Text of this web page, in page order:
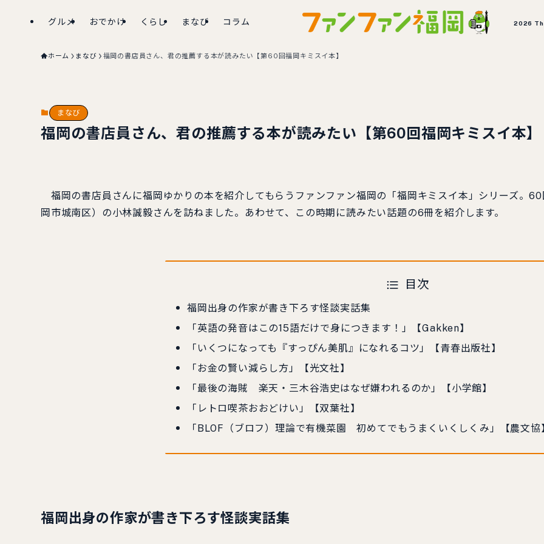
グルメ おでかけ くらし まなび コラム 2026
ホーム まなび 福岡の書店員さん、君の推薦する本が読みたい【第60回福岡キミスイ本】
まなび
福岡の書店員さん、君の推薦する本が読みたい【第60回福岡キミスイ本】
福岡の書店員さんに福岡ゆかりの本を紹介してもらうファンファン福岡の「福岡キミスイ本」シリーズ。
岡市城南区）の小林誠毅さんを訪ねました。あわせて、この時期に読みたい話題の6冊を紹介します。
目次
福岡出身の作家が書き下ろす怪談実話集
「英語の発音はこの15語だけで身につきます！」【Gakken】
「いくつになっても『すっぴん美肌』になれるコツ」【青春出版社】
「お金の賢い減らし方」【光文社】
「最後の海賊 楽天・三木谷浩史はなぜ嫌われるのか」【小学館】
「レトロ喫茶おおどけい」【双葉社】
「BLOF（ブロフ）理論で有機菜園 初めてでもうまくいくしくみ」【農文協
福岡出身の作家が書き下ろす怪談実話集